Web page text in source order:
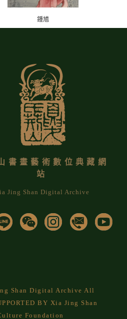
鍾馗
書畫藝術數位典藏網
站
Jing Shan Digital Archive
Shan Digital Archive All
BY Xia Jing Shan
Foundation